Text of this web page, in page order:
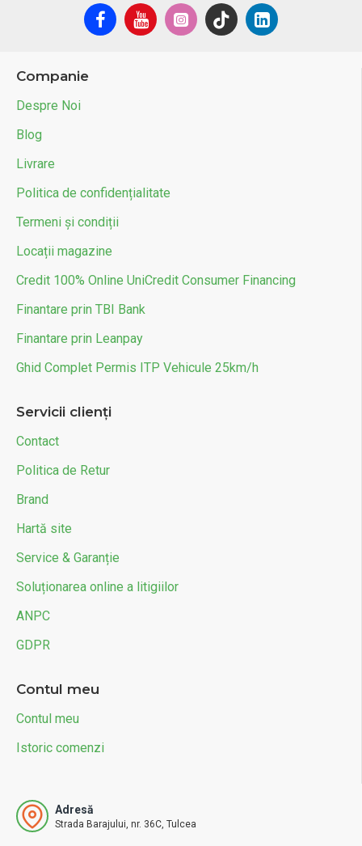
Companie
Despre Noi
Blog
Livrare
Politica de confidențialitate
Termeni și condiții
Locații magazine
Credit 100% Online UniCredit Consumer Financing
Finantare prin TBI Bank
Finantare prin Leanpay
Ghid Complet Permis ITP Vehicule 25km/h
Servicii clienți
Contact
Politica de Retur
Brand
Hartă site
Service & Garanție
Soluționarea online a litigiilor
ANPC
GDPR
Contul meu
Contul meu
Istoric comenzi
Adresă
Strada Barajului, nr. 36C, Tulcea